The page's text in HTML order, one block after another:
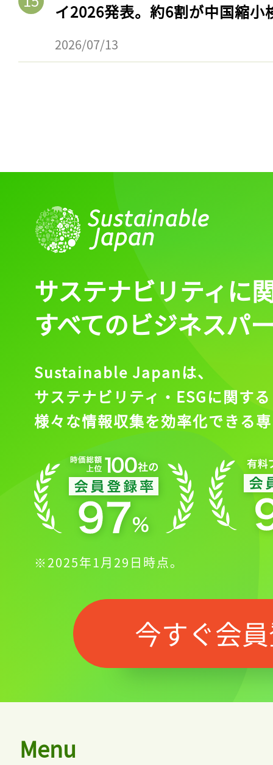
イ2026発表。約6割が中国縮小
2026/07/13
サステナビリティに
すべてのビジネスパ
Sustainable Japanは、
サステナビリティ・ESGに関する
様々な情報収集を効率化できる
※2025年1月29日時点。
今すぐ会
Menu